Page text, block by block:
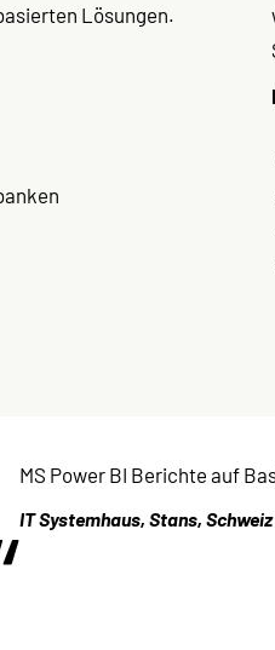
Lösungen.
MS Power BI Berichte auf
IT Systemhaus, Stans, Schweiz